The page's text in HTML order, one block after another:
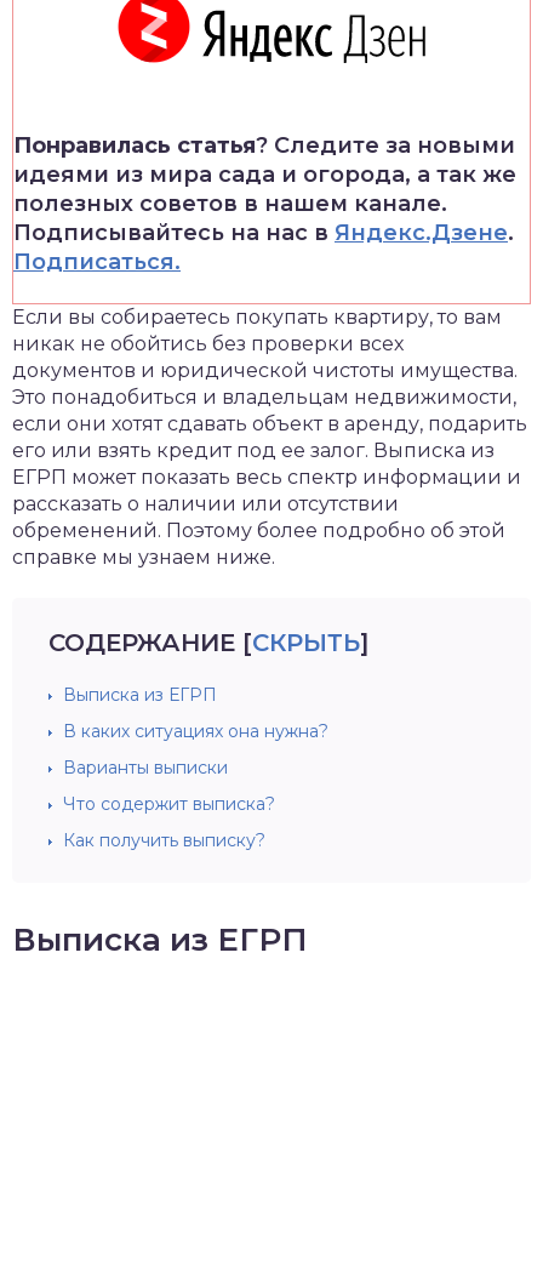
Понравилась статья? Следите за новыми
идеями из мира сада и огорода, а так же
полезных советов в нашем канале.
Подписывайтесь на нас в Яндекс.Дзене.
Подписаться.
Если вы собираетесь покупать квартиру, то вам
никак не обойтись без проверки всех
документов и юридической чистоты имущества.
Это понадобиться и владельцам недвижимости,
если они хотят сдавать объект в аренду, подарить
его или взять кредит под ее залог. Выписка из
ЕГРП может показать весь спектр информации и
рассказать о наличии или отсутствии
обременений. Поэтому более подробно об этой
справке мы узнаем ниже.
СОДЕРЖАНИЕ [СКРЫТЬ]
Выписка из ЕГРП
В каких ситуациях она нужна?
Варианты выписки
Что содержит выписка?
Как получить выписку?
Выписка из ЕГРП